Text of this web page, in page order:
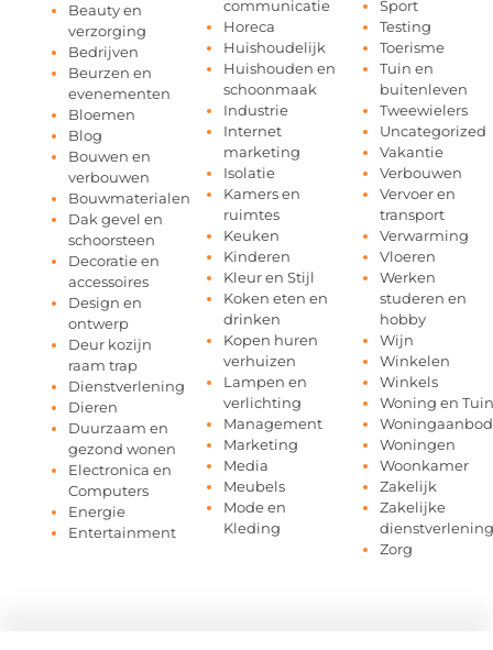
Beauty en
verzorging
Bedrijven
Beurzen en
evenementen
Bloemen
Blog
Bouwen en
verbouwen
Bouwmaterialen
Dak gevel en
schoorsteen
Decoratie en
accessoires
Design en
ontwerp
Deur kozijn
raam trap
Dienstverlening
Dieren
Duurzaam en
gezond wonen
Electronica en
Computers
Energie
Entertainment
communicatie
Horeca
Huishoudelijk
Huishouden en
schoonmaak
Industrie
Internet
marketing
Isolatie
Kamers en
ruimtes
Keuken
Kinderen
Kleur en Stijl
Koken eten en
drinken
Kopen huren
verhuizen
Lampen en
verlichting
Management
Marketing
Media
Meubels
Mode en
Kleding
Sport
Testing
Toerisme
Tuin en
buitenleven
Tweewielers
Uncategorized
Vakantie
Verbouwen
Vervoer en
transport
Verwarming
Vloeren
Werken
studeren en
hobby
Wijn
Winkelen
Winkels
Woning en Tuin
Woningaanbod
Woningen
Woonkamer
Zakelijk
Zakelijke
dienstverlening
Zorg